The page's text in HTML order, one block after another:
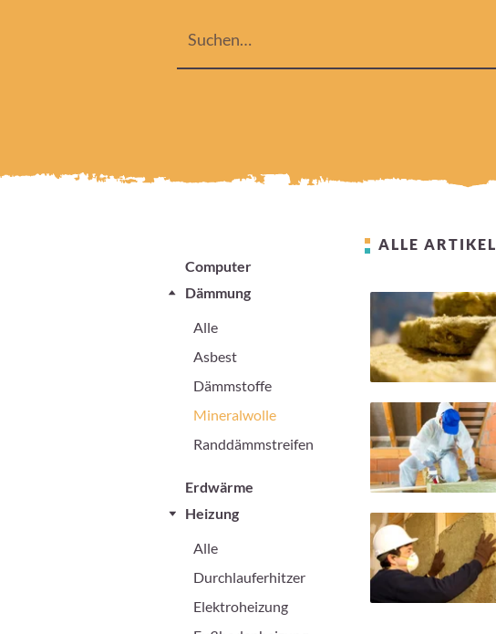
Computer
Dämmung
Alle
Asbest
Dämmstoffe
Mineralwolle
Randdämmstreifen
Erdwärme
Heizung
Alle
Durchlauferhitzer
Elektroheizung
ALLE ARTIKEL